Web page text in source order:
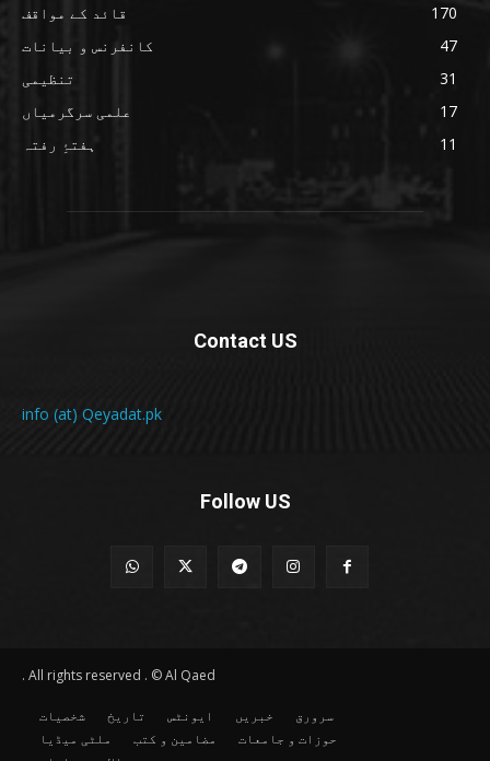
قائد کے مواقف
170
کانفرنس و بیانات
47
تنظیمی
31
علمی سرگرمیاں
17
ہفتۂِ رفتہ
11
Contact US
info (at) Qeyadat.pk
Follow US
All rights reserved . © Al Qaed .
سرورق خبریں ایونٹس تاریخ
شخصیات
حوزات و جامعات
مضامین و کتب
ملٹی میڈیا